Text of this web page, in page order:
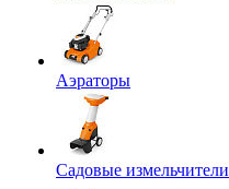
Аэраторы
Садовые измельчители